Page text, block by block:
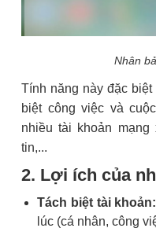
Nhân
Tính năng này đặc
biệt công việc và
nhiều tài khoản
tin,...
2. Lợi ích của
Tách biệt tài khoản:
lúc (cá nhân, công